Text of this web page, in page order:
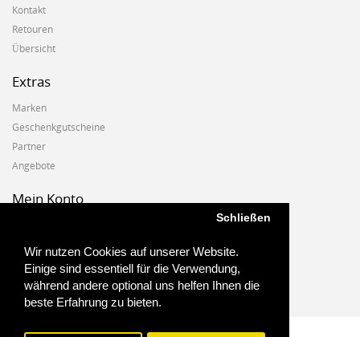
Wir nutzen Cookies auf unserer Website.
Einige sind essentiell für die Verwendung,
während andere optional uns helfen Ihnen die
beste Erfahrung zu bieten.
Schließen
Kontakt
Retouren
Übersicht
Extras
Marken
Geschenkgutscheine
Partner
Angebote
Mein Konto
Auftragshistorie
Wunschzettel
Newsletter